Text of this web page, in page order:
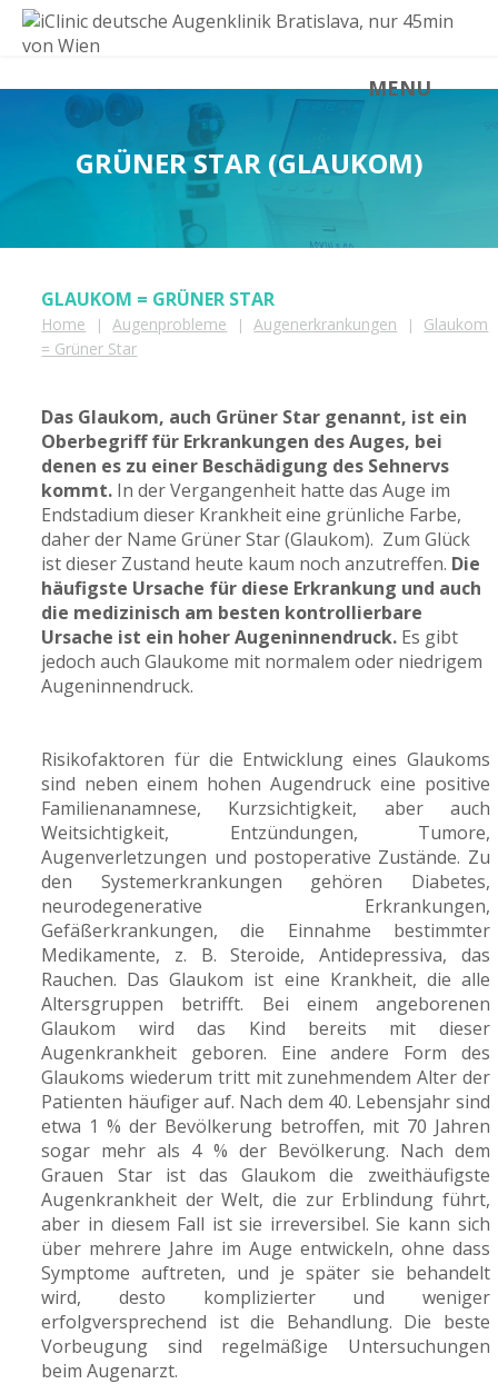
MENU
GRÜNER STAR (GLAUKOM)
GLAUKOM = GRÜNER STAR
Home | Augenprobleme | Augenerkrankungen |
Glaukom
= Grüner Star
Das Glaukom, auch Grüner Star genannt, ist ein
Oberbegriff für Erkrankungen des Auges, bei
denen es zu einer Beschädigung des Sehnervs
kommt. In der Vergangenheit hatte das Auge im
Endstadium dieser Krankheit eine grünliche Farbe,
daher der Name Grüner Star (Glaukom). Zum Glück
ist dieser Zustand heute kaum noch anzutreffen. Die
häufigste Ursache für diese Erkrankung und auch
die medizinisch am besten kontrollierbare
Ursache ist ein hoher Augeninnendruck. Es gibt
jedoch auch Glaukome mit normalem oder niedrigem
Augeninnendruck.
Risikofaktoren für die Entwicklung eines Glaukoms
sind neben einem hohen Augendruck eine positive
Familienanamnese, Kurzsichtigkeit, aber auch
Weitsichtigkeit, Entzündungen, Tumore,
Augenverletzungen und postoperative Zustände. Zu
den Systemerkrankungen gehören Diabetes,
neurodegenerative Erkrankungen,
Gefäßerkrankungen, die Einnahme bestimmter
Medikamente, z. B. Steroide, Antidepressiva, das
Rauchen. Das Glaukom ist eine Krankheit, die alle
Altersgruppen betrifft. Bei einem angeborenen
Glaukom wird das Kind bereits mit dieser
Augenkrankheit geboren. Eine andere Form des
Glaukoms wiederum tritt mit zunehmendem Alter der
Patienten häufiger auf. Nach dem 40. Lebensjahr sind
etwa 1 % der Bevölkerung betroffen, mit 70 Jahren
sogar mehr als 4 % der Bevölkerung. Nach dem
Grauen Star ist das Glaukom die zweithäufigste
Augenkrankheit der Welt, die zur Erblindung führt,
aber in diesem Fall ist sie irreversibel. Sie kann sich
über mehrere Jahre im Auge entwickeln, ohne dass
Symptome auftreten, und je später sie behandelt
wird, desto komplizierter und weniger
erfolgversprechend ist die Behandlung. Die beste
Vorbeugung sind regelmäßige Untersuchungen
beim Augenarzt.